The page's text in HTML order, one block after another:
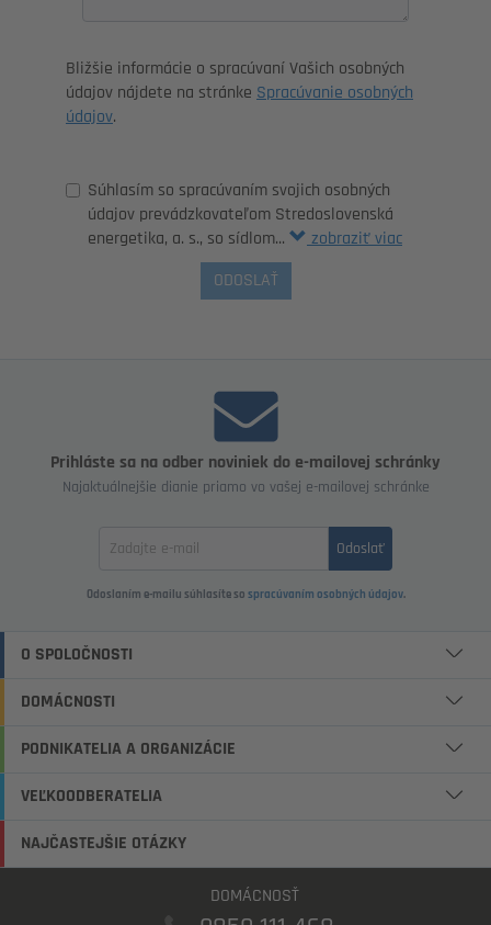
Bližšie informácie o spracúvaní Vašich osobných
údajov nájdete na stránke Spracúvanie osobných
údajov.
Súhlasím so spracúvaním svojich osobných
údajov prevádzkovateľom Stredoslovenská
energetika, a. s., so sídlom...
zobraziť viac
Prihláste sa na odber noviniek do e-mailovej schránky
Najaktuálnejšie dianie priamo vo vašej e-mailovej schránke
Odoslať
Odoslaním e-mailu súhlasíte so spracúvaním osobných údajov.
O SPOLOČNOSTI
DOMÁCNOSTI
PODNIKATELIA A ORGANIZÁCIE
VEĽKOODBERATELIA
NAJČASTEJŠIE OTÁZKY
DOMÁCNOSŤ